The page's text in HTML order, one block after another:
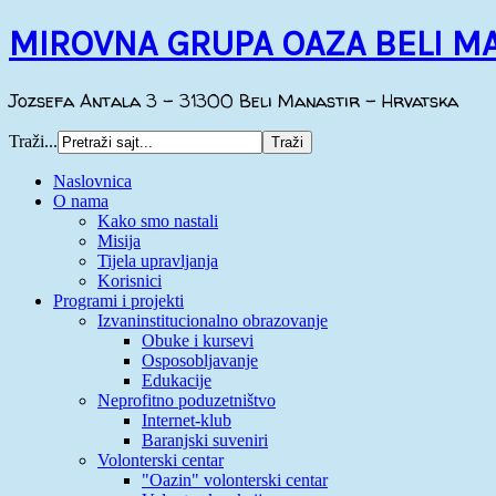
MIROVNA GRUPA OAZA BELI
Jozsefa Antala 3 - 31300 Beli Manastir - Hrvatska
Traži...
Naslovnica
O nama
Kako smo nastali
Misija
Tijela upravljanja
Korisnici
Programi i projekti
Izvaninstitucionalno obrazovanje
Obuke i kursevi
Osposobljavanje
Edukacije
Neprofitno poduzetništvo
Internet-klub
Baranjski suveniri
Volonterski centar
"Oazin" volonterski centar